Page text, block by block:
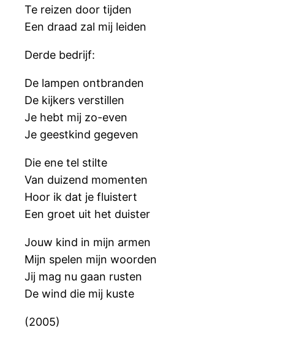
Te reizen door tijden
Een draad zal mij leiden
Derde bedrijf:
De lampen ontbranden
De kijkers verstillen
Je hebt mij zo-even
Je geestkind gegeven
Die ene tel stilte
Van duizend momenten
Hoor ik dat je fluistert
Een groet uit het duister
Jouw kind in mijn armen
Mijn spelen mijn woorden
Jij mag nu gaan rusten
De wind die mij kuste
(2005)